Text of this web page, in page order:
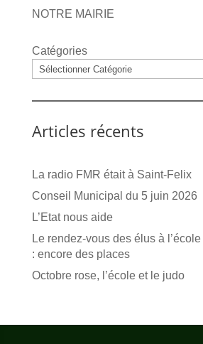
ENFANT /
NOTRE MAIRIE
Catégories
Articles récents
La radio FMR était à Saint-Felix
Conseil Municipal du 5 juin 2026
L’Etat nous aide
Le rendez-vous des élus à
: encore des places
Octobre rose, l’école et le judo